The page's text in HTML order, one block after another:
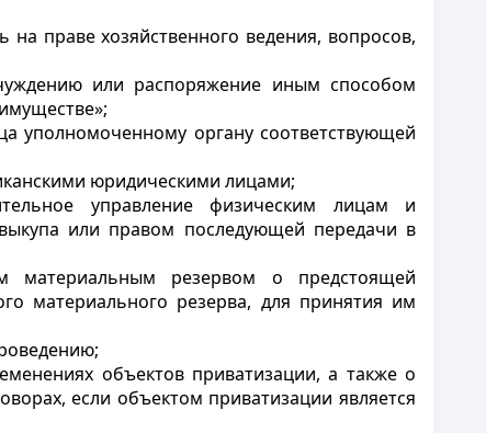
праве хозяйственного ведения, вопросов,
или распоряжение иным способом
уполномоченному органу соответствующей
юридическими лицами;
управление физическим лицам и
или правом последующей передачи в
материальным резервом о предстоящей
материального резерва, для принятия им
объектов приватизации, а также о
если объектом приватизации является